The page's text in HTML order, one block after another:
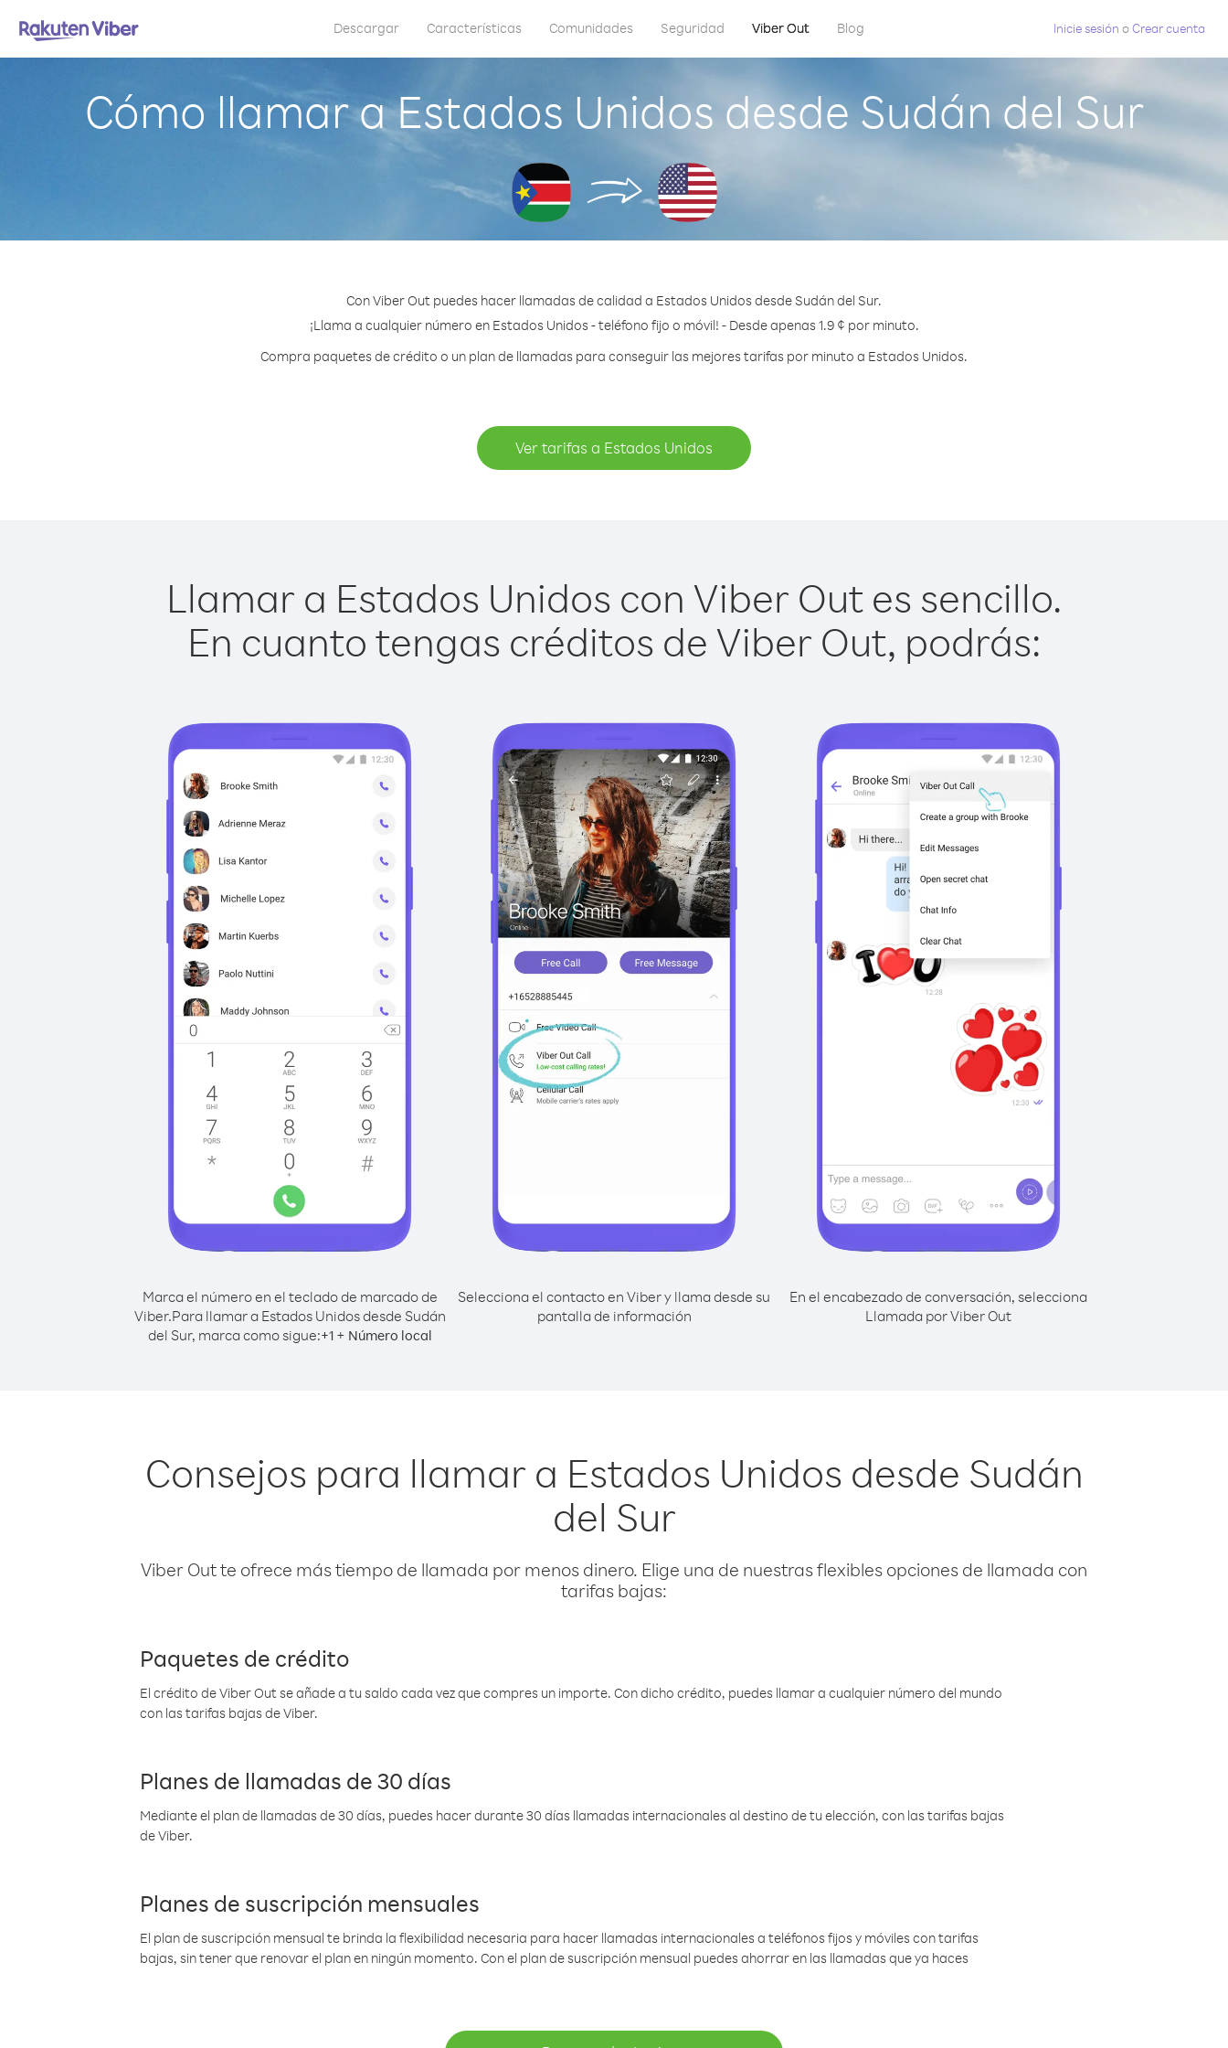
Descargar Características Comunidades Seguridad Viber Out Blog Inicie sesión oCrear cuenta
Cómo llamar a Estados Unidos desde Sudán del Sur
Con Viber Out puedes hacer llamadas de calidad a Estados Unidos desde Sudán del Sur.
¡Llama a cualquier número en Estados Unidos - teléfono fijo o móvil! - Desde apenas 1.9 ¢ por minuto.
Compra paquetes de crédito o un plan de llamadas para conseguir las mejores tarifas por minuto a Estados Unidos.
Ver tarifas a Estados Unidos
Llamar a Estados Unidos con Viber Out es sencillo.
En cuanto tengas créditos de Viber Out, podrás:
Marca el número en el teclado de marcado de
Viber.Para llamar a Estados Unidos desde Sudán
del Sur, marca como sigue:+1+ Número local
Selecciona el contacto en Viber y llama desde su
pantalla de información
En el encabezado de conversación, selecciona
Llamada por Viber Out
Consejos para llamar a Estados Unidos desde Sudán
del Sur
Viber Out te ofrece más tiempo de llamada por menos dinero. Elige una de nuestras flexibles opciones de llamada con
tarifas bajas:
Paquetes de crédito
El crédito de Viber Out se añade a tu saldo cada vez que compres un importe. Con dicho crédito, puedes llamar a cualquier número del mundo
con las tarifas bajas de Viber.
Planes de llamadas de 30 días
Mediante el plan de llamadas de 30 días, puedes hacer durante 30 días llamadas internacionales al destino de tu elección, con las tarifas bajas
de Viber.
Planes de suscripción mensuales
El plan de suscripción mensual te brinda la flexibilidad necesaria para hacer llamadas internacionales a teléfonos fijos y móviles con tarifas
bajas, sin tener que renovar el plan en ningún momento. Con el plan de suscripción mensual puedes ahorrar en las llamadas que ya haces